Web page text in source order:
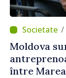
Moldova
între